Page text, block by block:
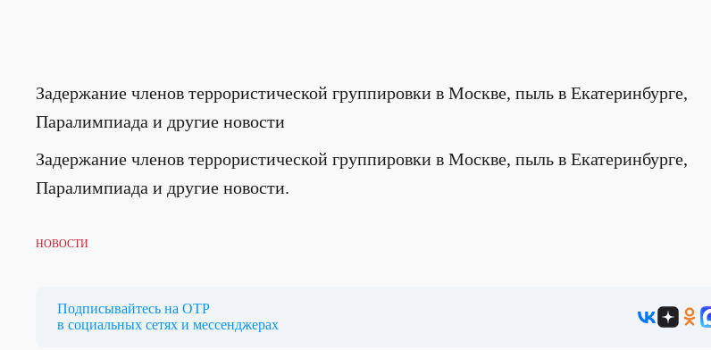
Задержание членов террористической группировки в Москве, пыль в Екатеринбурге,
Паралимпиада и другие новости
Задержание членов террористической группировки в Москве, пыль в Екатеринбурге,
Паралимпиада и другие новости.
НОВОСТИ
Подписывайтесь на ОТР
в социальных сетях и мессенджерах